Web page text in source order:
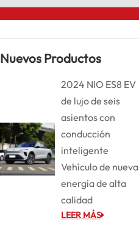
Nuevos Productos
2024 NIO ES8 EV
de lujo de seis
asientos con
conducción
inteligente
Vehículo de nueva
energía de alta
calidad
LEER MÁS